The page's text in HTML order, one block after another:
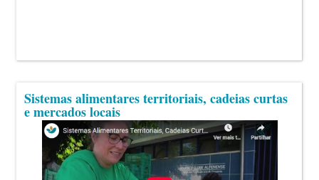
Sistemas alimentares territoriais, cadeias curtas
e mercados locais